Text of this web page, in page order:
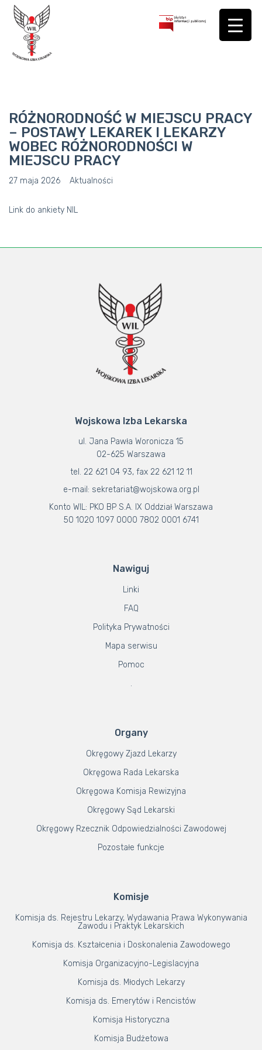
RÓŻNORODNOŚĆ W MIEJSCU PRACY
– POSTAWY LEKAREK I LEKARZY
WOBEC RÓŻNORODNOŚCI W
MIEJSCU PRACY
27 maja 2026 Aktualności
Link do ankiety NIL
Wojskowa Izba Lekarska
ul. Jana Pawła Woronicza 15
02-625 Warszawa
tel. 22 621 04 93, fax 22 621 12 11
e-mail: sekretariat@wojskowa.org.pl
Konto WIL: PKO BP S.A. IX Oddział Warszawa
50 1020 1097 0000 7802 0001 6741
Nawiguj
Linki
FAQ
Polityka Prywatności
Mapa serwisu
Pomoc
.
Organy
Okręgowy Zjazd Lekarzy
Okręgowa Rada Lekarska
Okręgowa Komisja Rewizyjna
Okręgowy Sąd Lekarski
Okręgowy Rzecznik Odpowiedzialności Zawodowej
Pozostałe funkcje
Komisje
Komisja ds. Rejestru Lekarzy, Wydawania Prawa Wykonywania
Zawodu i Praktyk Lekarskich
Komisja ds. Kształcenia i Doskonalenia Zawodowego
Komisja Organizacyjno-Legislacyjna
Komisja ds. Młodych Lekarzy
Komisja ds. Emerytów i Rencistów
Komisja Historyczna
Komisja Budżetowa